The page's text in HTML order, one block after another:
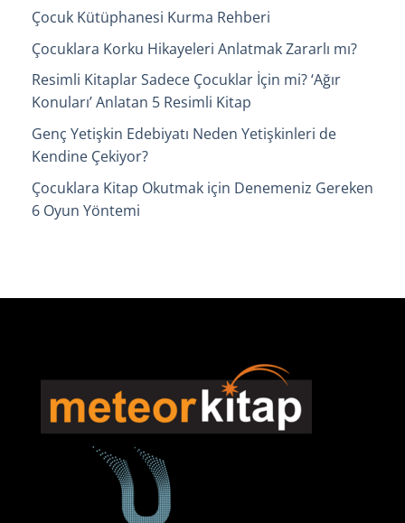
Çocuk Kütüphanesi Kurma Rehberi
Çocuklara Korku Hikayeleri Anlatmak Zararlı mı?
Resimli Kitaplar Sadece Çocuklar İçin mi? ‘Ağır
Konuları’ Anlatan 5 Resimli Kitap
Genç Yetişkin Edebiyatı Neden Yetişkinleri de
Kendine Çekiyor?
Çocuklara Kitap Okutmak için Denemeniz Gereken
6 Oyun Yöntemi